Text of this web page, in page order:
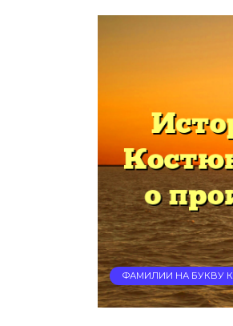
ФАМИЛИИ НА БУКВУ К